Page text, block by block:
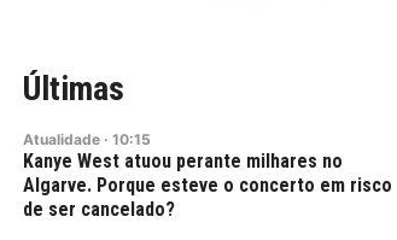
Últimas
Atualidade · 10:15
Kanye West atuou perante milhares no
Algarve. Porque esteve o concerto em risco
de ser cancelado?